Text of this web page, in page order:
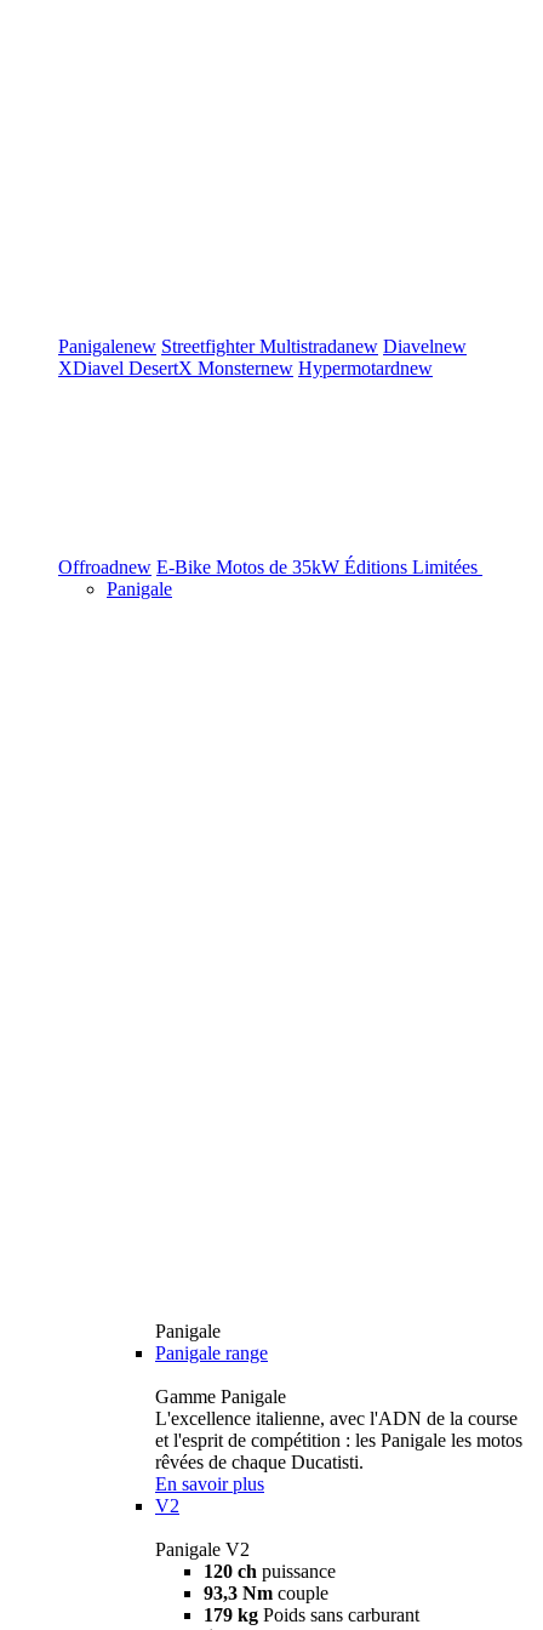
Panigalenew StreetfighterMultistradanew Diavelnew
XDiavel DesertX Monsternew Hypermotardnew
Offroadnew E-Bike Motos de 35kW Éditions Limitées
Panigale
Panigale
Panigale range
Gamme Panigale
L'excellence italienne, avec l'ADN de la course
et l'esprit de compétition : les Panigale les motos
rêvées de chaque Ducatisti.
En savoir plus
V2
Panigale V2
120 ch puissance
93,3 Nm couple
179 kg Poids sans carburant